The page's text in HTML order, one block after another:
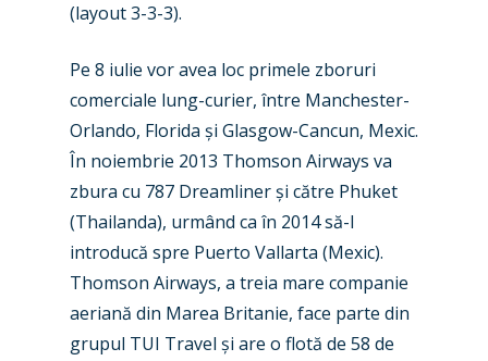
(layout 3-3-3).
Pe 8 iulie vor avea loc primele zboruri
comerciale lung-curier, între Manchester-
Orlando, Florida și Glasgow-Cancun, Mexic.
În noiembrie 2013 Thomson Airways va
zbura cu 787 Dreamliner și către Phuket
(Thailanda), urmând ca în 2014 să-l
introducă spre Puerto Vallarta (Mexic).
Thomson Airways, a treia mare companie
aeriană din Marea Britanie, face parte din
grupul TUI Travel și are o flotă de 58 de
New Routes
Industry
Accidents / Incidents
Airshows
Dubai 2025
Paris 2025
Farnborough 2024
Business Jets
Military
Trip Reports